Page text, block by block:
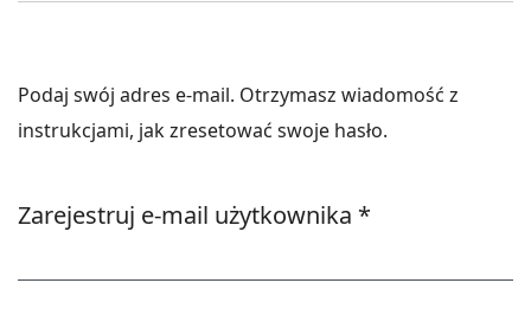
Podaj swój adres e-mail. Otrzymasz wiadomość z
instrukcjami, jak zresetować swoje hasło.
Zarejestruj e-mail użytkownika *